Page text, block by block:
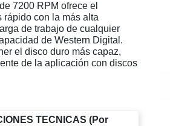
7200 RPM ofrece el
rápido con la más alta
de trabajo de cualquier
de Western Digital.
el disco duro más capaz,
de la aplicación con discos
TECNICAS (Por